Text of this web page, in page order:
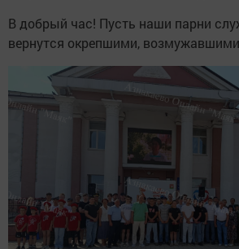
В добрый час! Пусть наши парни
вернутся окрепшими,